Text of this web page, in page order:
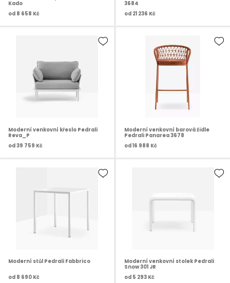
Kado
od 8 658 Kč
3684
od 21 236 Kč
Moderní venkovní křeslo Pedrali
Reva_P
od39 759 Kč
Moderní venkovní barová židle
Pedrali Panarea 3678
od16 988 Kč
Moderní stůl Pedrali Fabbrico
od 8 690 Kč
Moderní venkovní stolek Pedrali
Snow 301 JR
od 5 293 Kč